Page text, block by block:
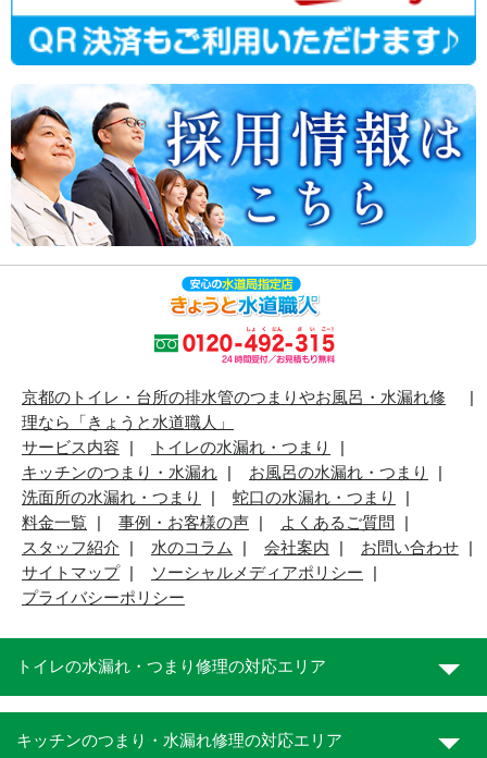
京都のトイレ・台所の排水管のつまりやお風呂・水漏れ修
理なら「きょうと水道職人」
サービス内容
トイレの水漏れ・つまり
キッチンのつまり・水漏れ
お風呂の水漏れ・つまり
洗面所の水漏れ・つまり
蛇口の水漏れ・つまり
料金一覧
事例・お客様の声
よくあるご質問
スタッフ紹介
水のコラム 会社案内
お問い合わせ
サイトマップ
ソーシャルメディアポリシー
プライバシーポリシー
トイレの水漏れ・つまり修理の対応エリア
キッチンのつまり・水漏れ修理の対応エリア